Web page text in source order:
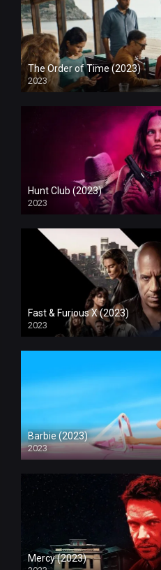
The Order of Time (2023)
2023
Hunt Club (2023)
2023
Fast & Furious X (2023)
2023
Barbie (2023)
2023
Mercy (2023)